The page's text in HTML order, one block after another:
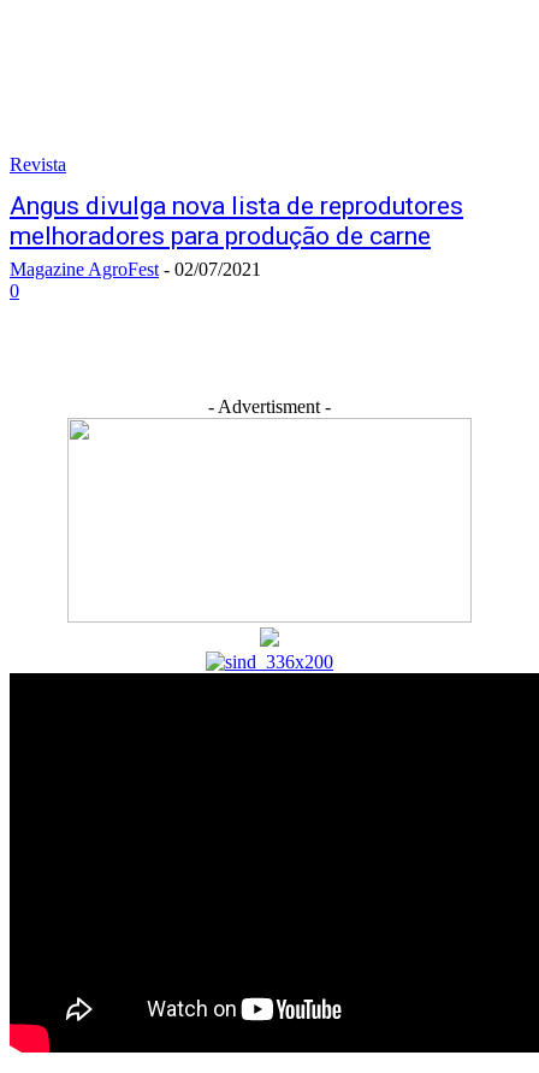
Revista
Angus divulga nova lista de reprodutores
melhoradores para produção de carne
Magazine AgroFest - 02/07/2021
0
- Advertisment -